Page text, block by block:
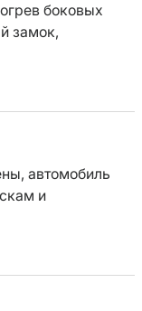
боковых
замок,
автомобиль
и